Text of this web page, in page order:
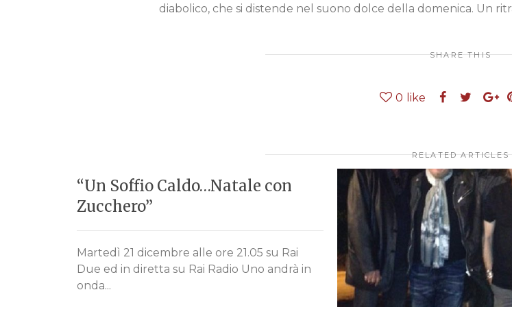
diabolico, che si distende nel suono dolce della domenica. Un
SHARE THIS
0 like
RELATED ARTICLES
“Un Soffio Caldo…Natale con
Zucchero”
Martedì 21 dicembre alle ore 21.05 su Rai
Due ed in diretta su Rai Radio Uno andrà in
onda...